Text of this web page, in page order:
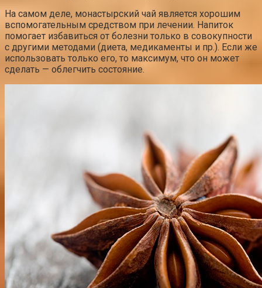
На самом деле, монастырский чай является хорошим
вспомогательным средством при лечении. Напиток
помогает избавиться от болезни только в совокупности
с другими методами (диета, медикаменты и пр.). Если же
использовать только его, то максимум, что он может
сделать — облегчить состояние.